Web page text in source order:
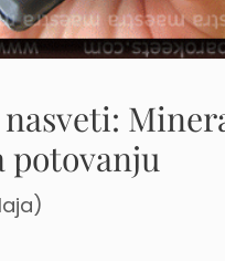
potovanju